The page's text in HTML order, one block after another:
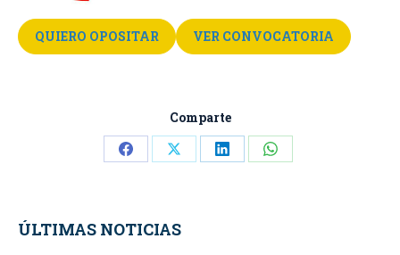
QUIERO OPOSITAR VER CONVOCATORIA
Comparte
Share Share Share Share
ÚLTIMAS NOTICIAS